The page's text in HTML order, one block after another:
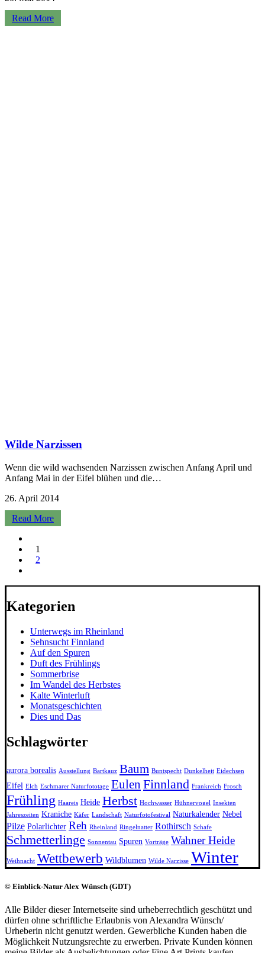
Read More
Wilde Narzissen
Wenn die wild wachsenden Narzissen zwischen Anfang April und
Anfang Mai in der Eifel blühen und die…
26. April 2014
Read More
1
2
Kategorien
Unterwegs im Rheinland
Sehnsucht Finnland
Auf den Spuren
Duft des Frühlings
Sommerbrise
Im Wandel des Herbstes
Kalte Winterluft
Monatsgeschichten
Dies und Das
Schlagwörter
aurora borealis Ausstellung Bartkauz Baum Buntspecht Dunkelheit Eidechsen
Eifel Elch Eschmarer Naturfototage Eulen Finnland Frankreich Frosch
Frühling Haareis Heide Herbst Hochwasser Hühnervogel Insekten
Jahreszeiten Kraniche Käfer Landschaft Naturfotofestival Naturkalender Nebel
Pilze Polarlichter Reh Rheinland Ringelnatter Rothirsch Schafe
Schmetterlinge Sonnentau Spuren Vorträge Wahner Heide
Weihnacht Wettbewerb Wildblumen Wilde Narzisse Winter
© Einblick-Natur Alex Wünsch (GDT)
Alle Bilder dieser Internetseite sind urheberrechtlich geschützt und
dürfen ohne schriftliche Erlaubnis von Alexandra Wünsch/
Urheberin nicht genutzt werden. Gewerbliche Kunden haben die
Möglichkeit Nutzungsrechte zu erwerben. Private Kunden können